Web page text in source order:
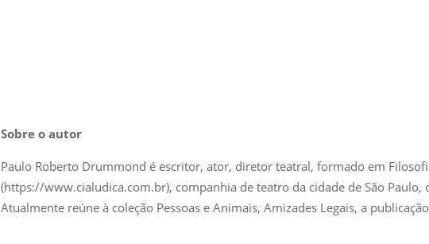
Sobre o autor
Paulo Roberto Drummond é escritor, ator, diretor teatral, formado em
(https://www.cialudica.com.br), companhia de teatro da cidade de São Paulo,
Atualmente reúne à coleção Pessoas e Animais, Amizades Legais, a